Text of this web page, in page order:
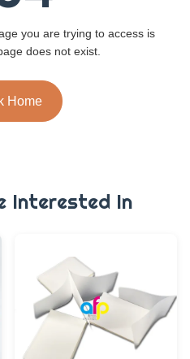
you are trying to access is
does not exist.
Home
Interested In